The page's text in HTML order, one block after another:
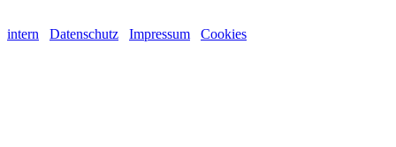
intern Datenschutz Impressum Cookies